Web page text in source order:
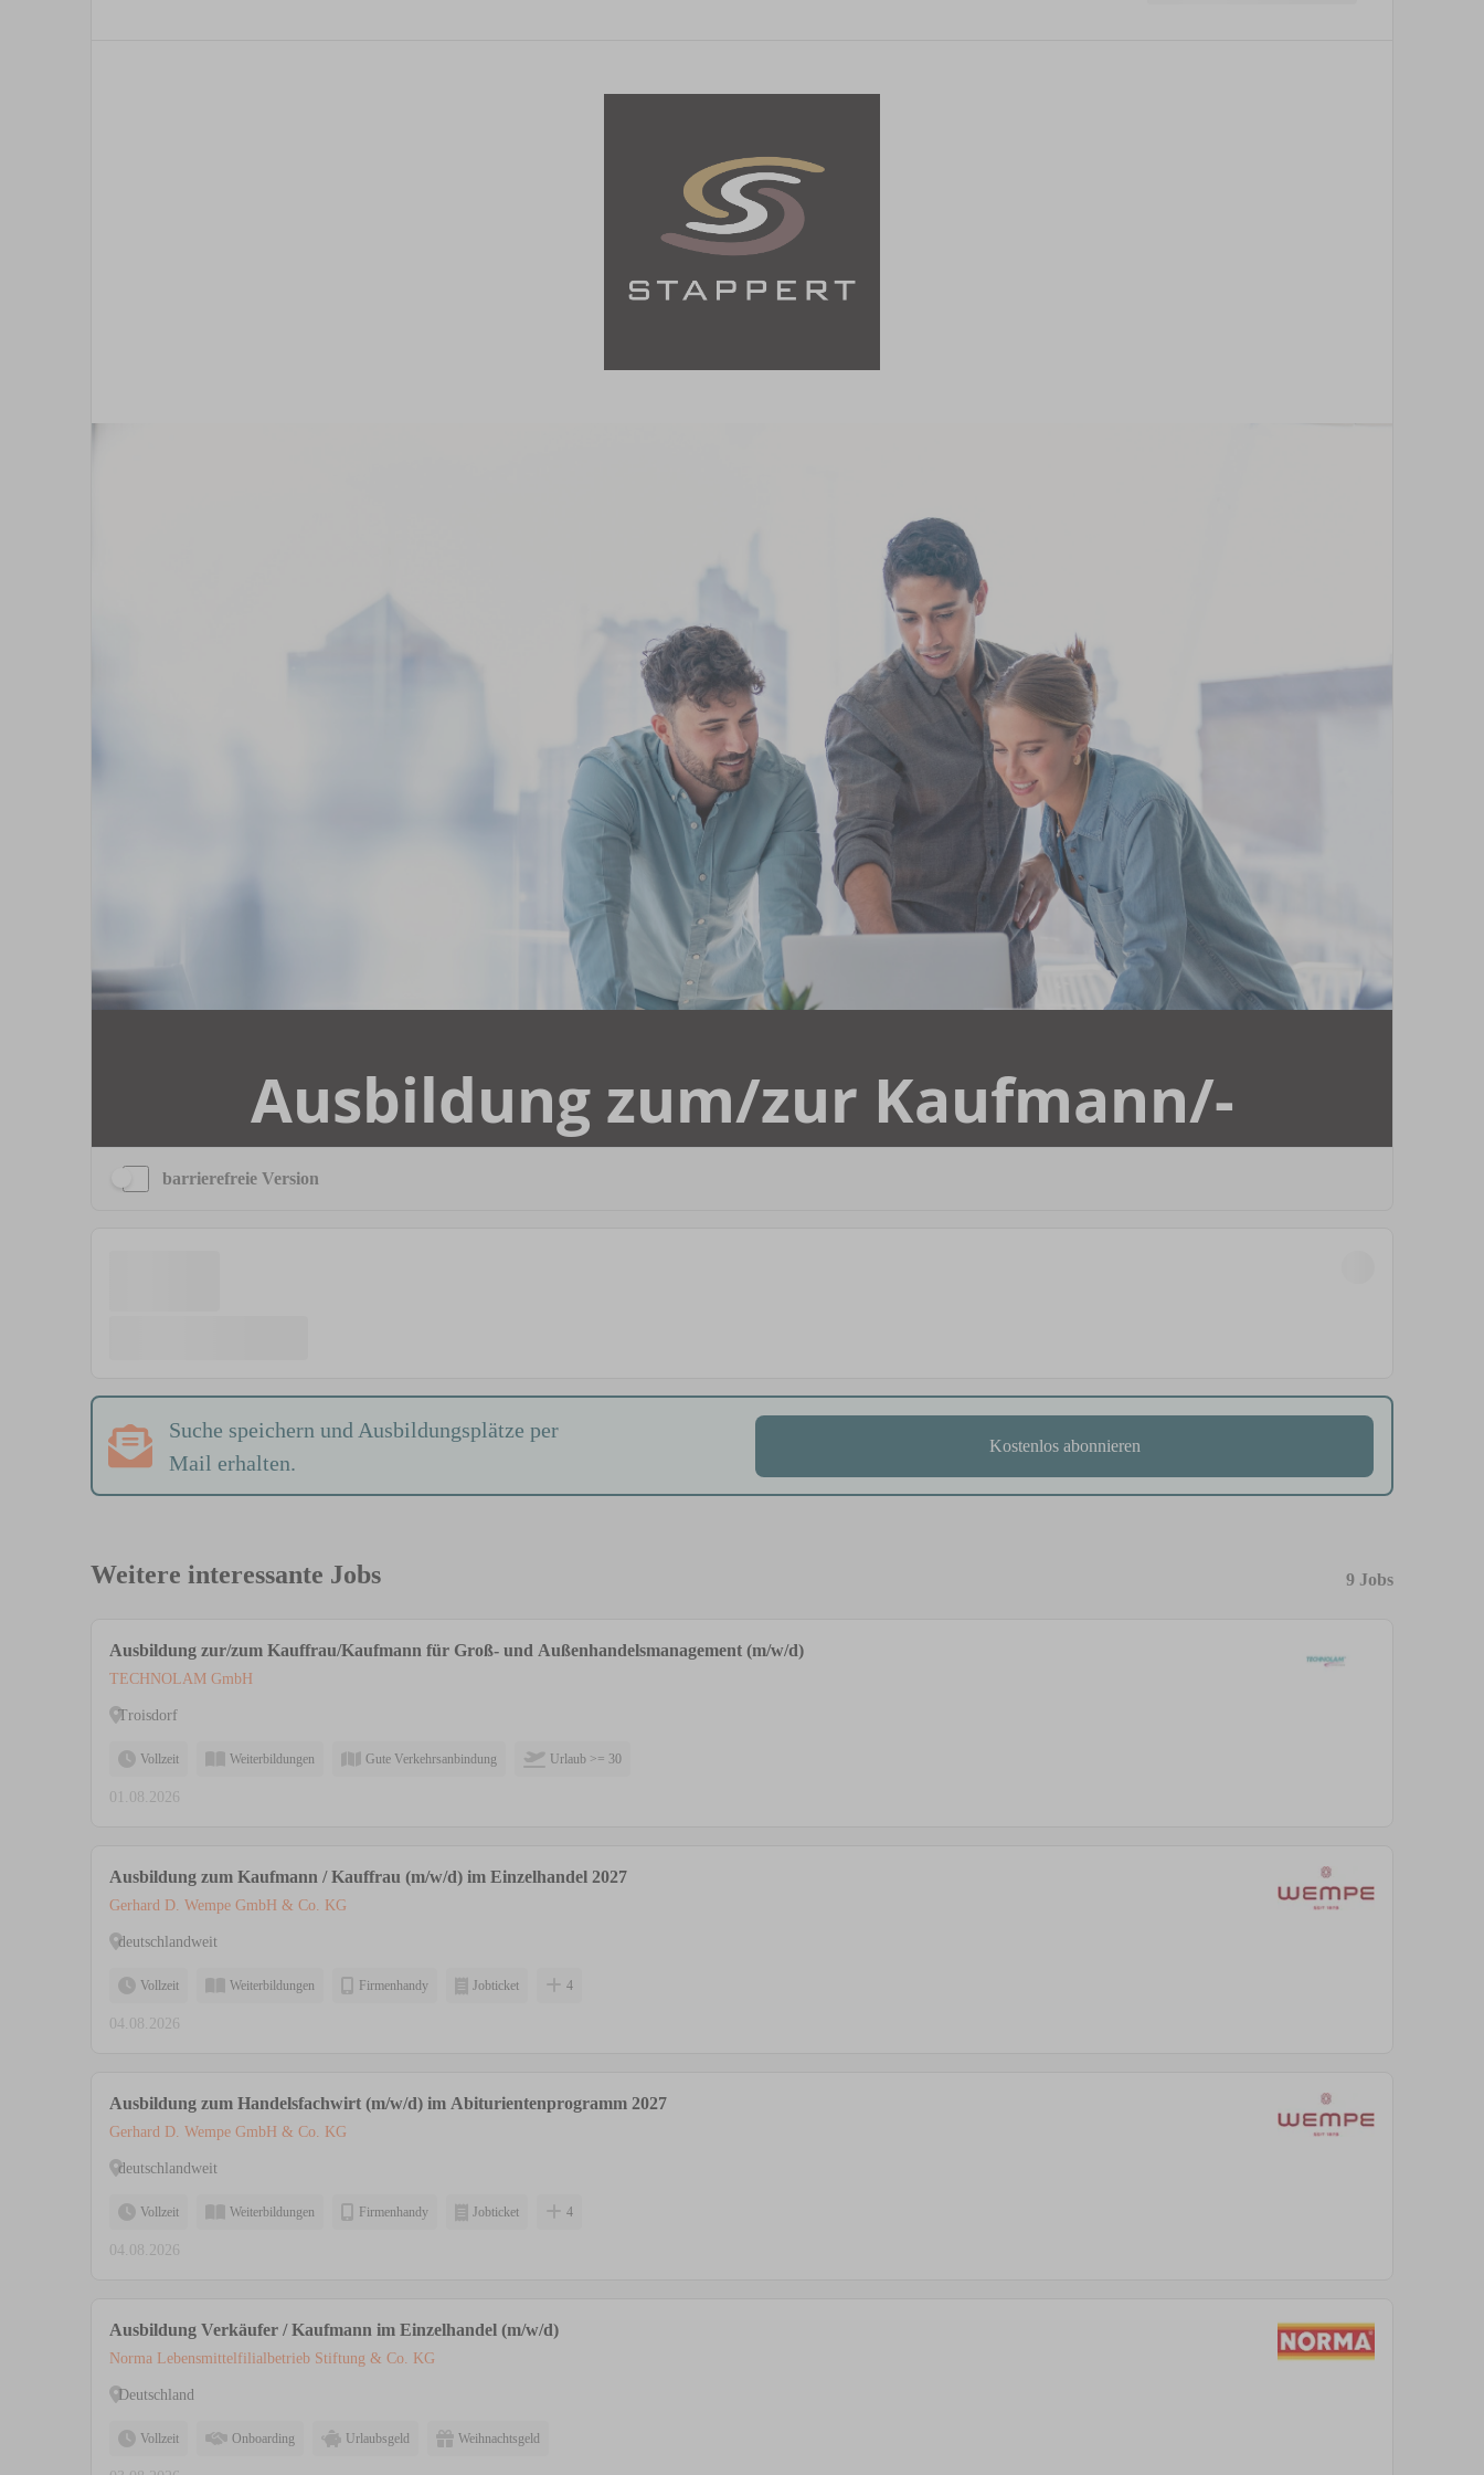
barrierefreie Version
Suche speichern und Ausbildungsplätze per
Mail erhalten.
Kostenlos abonnieren
Weitere interessante Jobs 9 Jobs
Ausbildung zur/zum Kauffrau/Kaufmann für Groß- und Außenhandelsmanagement (m/w/d)
TECHNOLAM GmbH
Troisdorf
Vollzeit Weiterbildungen Gute Verkehrsanbindung Urlaub >= 30
01.08.2026
Ausbildung zum Kaufmann / Kauffrau (m/w/d) im Einzelhandel 2027
Gerhard D. Wempe GmbH & Co. KG
deutschlandweit
Vollzeit Weiterbildungen Firmenhandy Jobticket 4
04.08.2026
Ausbildung zum Handelsfachwirt (m/w/d) im Abiturientenprogramm 2027
Gerhard D. Wempe GmbH & Co. KG
deutschlandweit
Vollzeit Weiterbildungen Firmenhandy Jobticket 4
04.08.2026
Ausbildung Verkäufer / Kaufmann im Einzelhandel (m/w/d)
Norma Lebensmittelfilialbetrieb Stiftung & Co. KG
Deutschland
Vollzeit Onboarding Urlaubsgeld Weihnachtsgeld